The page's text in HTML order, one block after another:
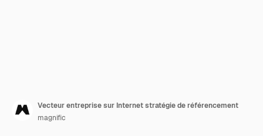
Vecteur entreprise sur Internet stratégie de référencement
magnific